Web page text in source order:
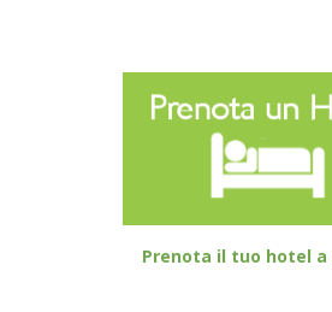
Prenota il tuo hotel a